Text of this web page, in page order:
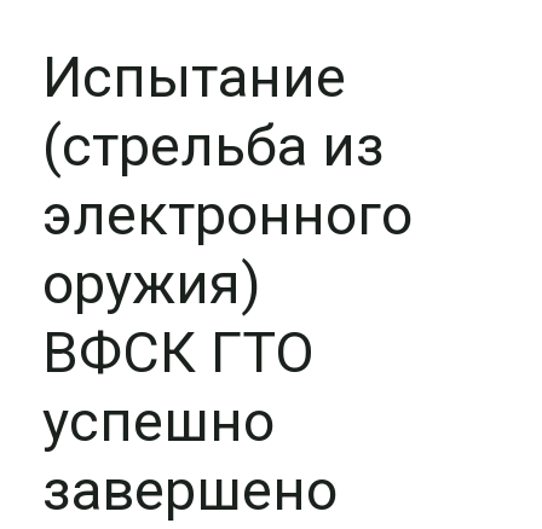
Испытание
(стрельба из
электронного
оружия)
ВФСК ГТО
успешно
завершено